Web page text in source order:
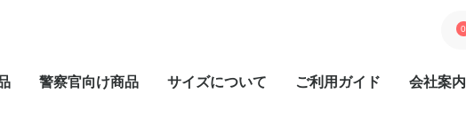
0
警察官向け商品 サイズについて ご利用ガイド 会社案内